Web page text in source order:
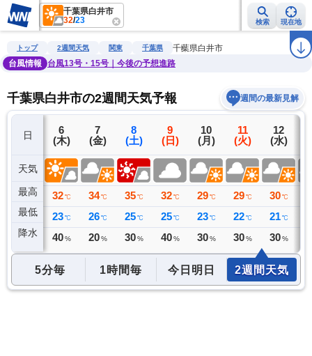
千葉県白井市
32/23 検索 現在地
雨雲レーダー 台風情報 地震情報 警報・注意報 ラ
トップ 2週間天気 関東 千葉県
千葉県白井市
台風情報
台風13号・15号｜今後の予想進路
千葉県白井市の2週間天気予報 週間の最新見解
日
天気
最高
最低
降水
5
(水)
31 ℃
22 ℃
0 ミリ
6
(木)
32 ℃
23 ℃
40 %
7
(金)
34 ℃
26 ℃
20 %
8
(土)
35 ℃
25 ℃
30 %
9
(日)
32 ℃
25 ℃
40 %
10
(月)
29 ℃
23 ℃
30 %
11
(火)
29 ℃
22 ℃
30 %
12
(水)
30 ℃
21 ℃
30 %
5分毎 1時間毎 今日明日 2週間天気